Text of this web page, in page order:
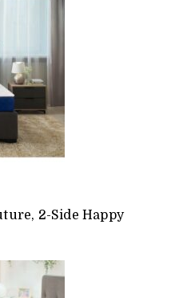
2-Side Happy